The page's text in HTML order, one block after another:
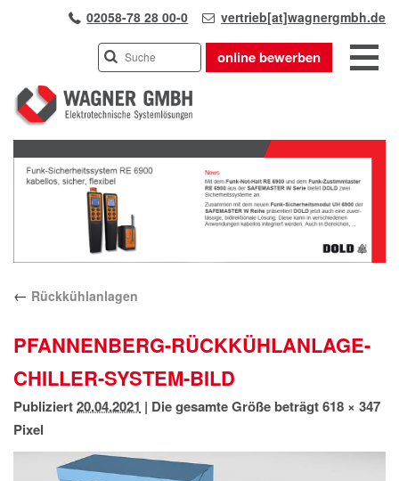
02058-78 28 00-0 vertrieb[at]wagnergmbh.de
online bewerben
INDUSTRIEVERTRETUNG
UNSER TEAM
WIR ÜBER UNS
KARRIERE
PRODUKTE
APPLIKATIONEN
KONTAKT
ANFAHRT
IMPRESSUM
DATENSCHUTZ
Previous
Next
← Rückkühlanlagen
PFANNENBERG-RÜCKKÜHLANLAGE-
CHILLER-SYSTEM-BILD
Publiziert20.04.2021 | Die gesamte Größe beträgt618 × 347
Pixel